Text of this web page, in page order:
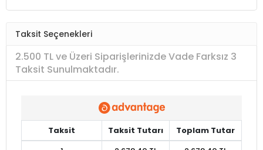
Taksit Seçenekleri
2.500 TL ve Üzeri Siparişlerinizde Vade Farksız 3
Taksit Sunulmaktadır.
Taksit Taksit Tutarı
Toplam Tutar